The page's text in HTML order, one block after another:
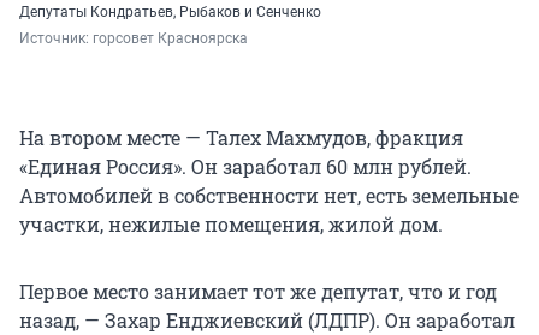
Депутаты Кондратьев, Рыбаков и Сенченко
Источник: горсовет Красноярска
На втором месте — Талех Махмудов, фракция
«Единая Россия». Он заработал 60 млн рублей.
Автомобилей в собственности нет, есть земельные
участки, нежилые помещения, жилой дом.
Первое место занимает тот же депутат, что и год
назад, — Захар Енджиевский (ЛДПР). Он заработал